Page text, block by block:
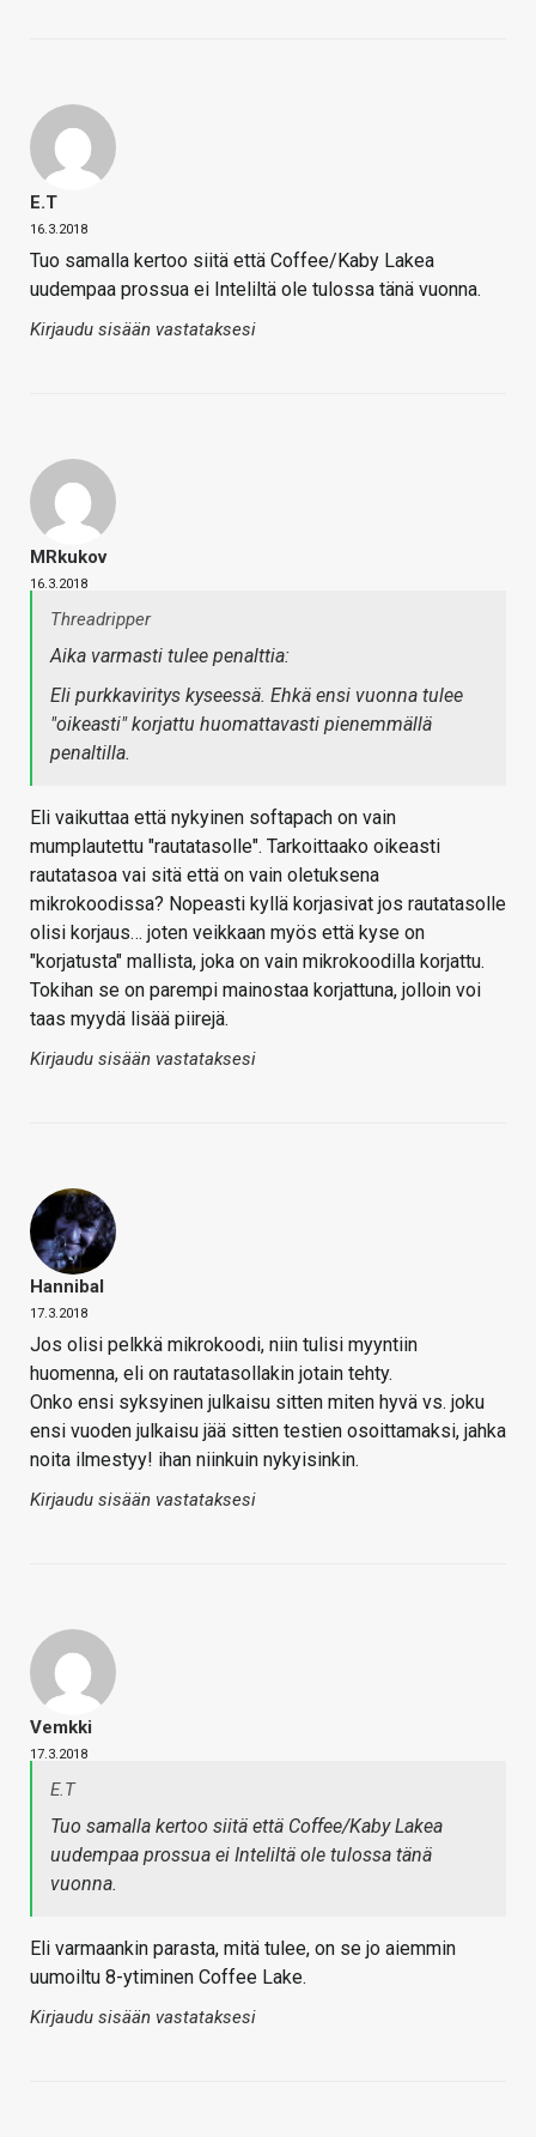
E.T
16.3.2018
Tuo samalla kertoo siitä että Coffee/Kaby Lakea
uudempaa prossua ei Inteliltä ole tulossa tänä vuonna.
Kirjaudu sisään vastataksesi
MRkukov
16.3.2018
Threadripper
Aika varmasti tulee penalttia:
Eli purkkaviritys kyseessä. Ehkä ensi vuonna tulee
"oikeasti" korjattu huomattavasti pienemmällä
penaltilla.
Eli vaikuttaa että nykyinen softapach on vain
mumplautettu "rautatasolle". Tarkoittaako oikeasti
rautatasoa vai sitä että on vain oletuksena
mikrokoodissa? Nopeasti kyllä korjasivat jos rautatasolle
olisi korjaus… joten veikkaan myös että kyse on
"korjatusta" mallista, joka on vain mikrokoodilla korjattu.
Tokihan se on parempi mainostaa korjattuna, jolloin voi
taas myydä lisää piirejä.
Kirjaudu sisään vastataksesi
Hannibal
17.3.2018
Jos olisi pelkkä mikrokoodi, niin tulisi myyntiin
huomenna, eli on rautatasollakin jotain tehty.
Onko ensi syksyinen julkaisu sitten miten hyvä vs. joku
ensi vuoden julkaisu jää sitten testien osoittamaksi, jahka
noita ilmestyy! ihan niinkuin nykyisinkin.
Kirjaudu sisään vastataksesi
Vemkki
17.3.2018
E.T
Tuo samalla kertoo siitä että Coffee/Kaby Lakea
uudempaa prossua ei Inteliltä ole tulossa tänä
vuonna.
Eli varmaankin parasta, mitä tulee, on se jo aiemmin
uumoiltu 8-ytiminen Coffee Lake.
Kirjaudu sisään vastataksesi